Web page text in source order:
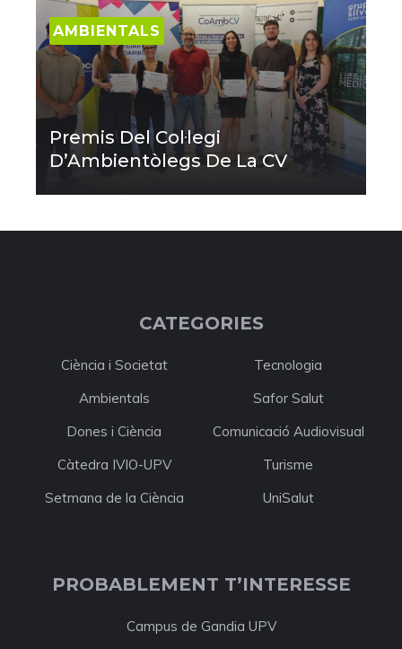
AMBIENTALS
Premis Del Col·legi
D’Ambientòlegs De La CV
CATEGORIES
Ciència i Societat
Tecnologia
Ambientals
Safor Salut
Dones i Ciència
Comunicació Audiovisual
Càtedra IVIO-UPV
Turisme
Setmana de la Ciència
UniSalut
PROBABLEMENT T’INTERESSE
Campus de Gandia UPV